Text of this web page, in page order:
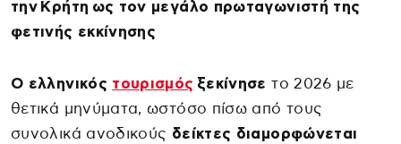
την Κρήτη ως τον μεγάλο πρωταγωνιστή της
φετινής εκκίνησης
Ο ελληνικός τουρισμός ξεκίνησε το 2026 με
θετικά μηνύματα, ωστόσο πίσω από τους
συνολικά ανοδικούς δείκτες διαμορφώνεται